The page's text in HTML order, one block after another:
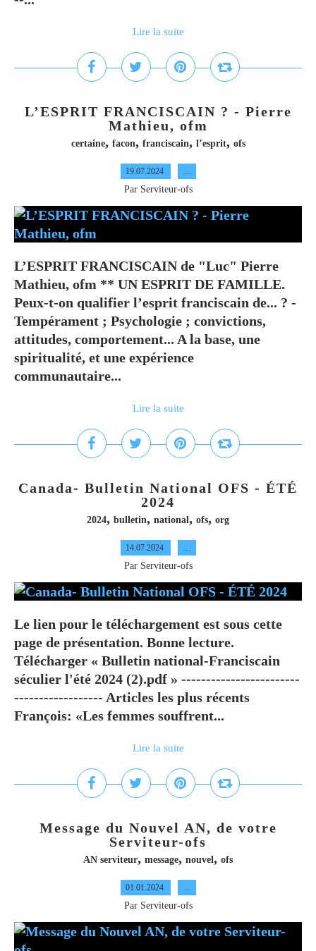
Lire la suite
L’ESPRIT FRANCISCAIN ? - Pierre
Mathieu, ofm
certaine, facon, franciscain, l’esprit, ofs
19.07.2024 …
Par Serviteur-ofs
L’ESPRIT FRANCISCAIN de "Luc" Pierre
Mathieu, ofm ** UN ESPRIT DE FAMILLE.
Peux-t-on qualifier l’esprit franciscain de... ? -
Tempérament ; Psychologie ; convictions,
attitudes, comportement... A la base, une
spiritualité, et une expérience
communautaire...
Lire la suite
Canada- Bulletin National OFS - ÉTÉ
2024
2024, bulletin, national, ofs, org
14.07.2024 …
Par Serviteur-ofs
Le lien pour le téléchargement est sous cette
page de présentation. Bonne lecture.
Télécharger « Bulletin national-Franciscain
séculier l'été 2024 (2).pdf » ------------------------
------------------ Articles les plus récents
François: «Les femmes souffrent...
Lire la suite
Message du Nouvel AN, de votre
Serviteur-ofs
AN serviteur, message, nouvel, ofs
01.01.2024 …
Par Serviteur-ofs